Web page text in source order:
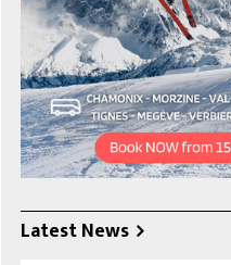
Latest News